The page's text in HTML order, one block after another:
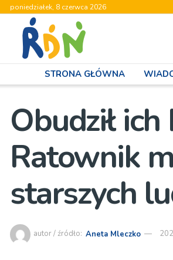
poniedziałek, 8 czerwca 2026
STRONA GŁÓWNA
Obudził
Ratownik
starszych
autor / źródło: Aneta Mleczko